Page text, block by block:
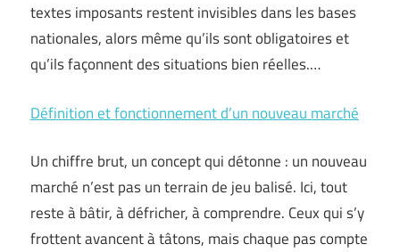
textes imposants restent invisibles dans les bases
nationales, alors même qu’ils sont obligatoires et
qu’ils façonnent des situations bien réelles.…
Définition et fonctionnement d’un nouveau marché
Un chiffre brut, un concept qui détonne : un nouveau
marché n’est pas un terrain de jeu balisé. Ici, tout
reste à bâtir, à défricher, à comprendre. Ceux qui s’y
frottent avancent à tâtons, mais chaque pas compte